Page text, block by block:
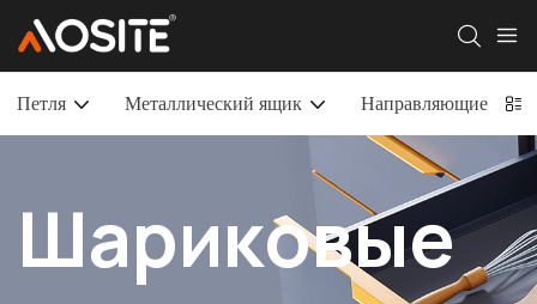
Петля Металлический ящик Направляющие для
Шариковые